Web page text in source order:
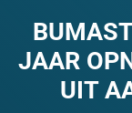
JAAR
UIT